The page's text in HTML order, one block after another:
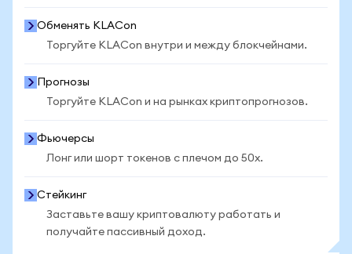
Обменять KLACon
Торгуйте KLACon внутри и между блокчейнами.
Прогнозы
Торгуйте KLACon и на рынках криптопрогнозов.
Фьючерсы
Лонг или шорт токенов с плечом до 50x.
Стейкинг
Заставьте вашу криптовалюту работать и
получайте пассивный доход.